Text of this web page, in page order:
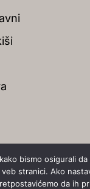
bismo osigurali
stranici. Ako
da ih